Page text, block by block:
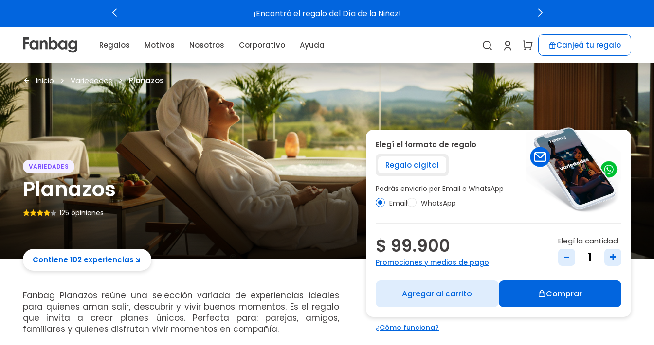
¡Encontrá el regalo del Día de la Niñez!
Regalos Motivos Nosotros Corporativo Ayuda Canjeá tu regalo
Inicio Variedades Planazos
VARIEDADES
Planazos
125 opiniones
Contiene 102 experiencias
Fanbag Planazos reúne una selección variada de experiencias ideales
para quienes aman salir, descubrir y vivir buenos momentos. Es el regalo
que invita a crear planes únicos. Perfecta para: parejas, amigos,
familiares y quienes disfrutan vivir momentos en compañía.
Elegí el formato de regalo
Regalo digital
Podrás enviarlo por Email o WhatsApp
Email
WhatsApp
$ 99.900
Promociones y medios de pago
Elegí la cantidad
- +
Agregar al carrito Comprar
¿Cómo funciona?